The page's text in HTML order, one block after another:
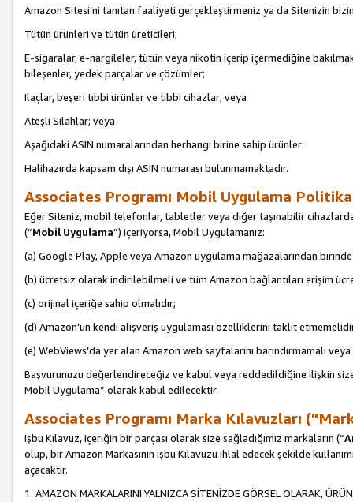
Amazon Sitesi’ni tanıtan faaliyeti gerçekleştirmeniz ya da Sitenizin
Tütün ürünleri ve tütün üreticileri;
E-sigaralar, e-nargileler, tütün veya nikotin içerip içermediğine
bileşenler, yedek parçalar ve çözümler;
İlaçlar, beşeri tıbbi ürünler ve tıbbi cihazlar; veya
Ateşli Silahlar; veya
Aşağıdaki ASIN numaralarından herhangi birine sahip ürünler:
Halihazırda kapsam dışı ASIN numarası bulunmamaktadır.
Associates Programı Mobil Uygulama
Eğer Siteniz, mobil telefonlar, tabletler veya diğer taşınabilir
(“Mobil Uygulama”) içeriyorsa, Mobil Uygulamanız:
(a) Google Play, Apple veya Amazon uygulama mağazalarından birinde
(b) ücretsiz olarak indirilebilmeli ve tüm Amazon bağlantıları erişim
(c) orijinal içeriğe sahip olmalıdır;
(d) Amazon’un kendi alışveriş uygulaması özelliklerini taklit
(e) WebViews’da yer alan Amazon web sayfalarını barındırmamalı
Başvurunuzu değerlendireceğiz ve kabul veya reddedildiğine ilişkin
Mobil Uygulama” olarak kabul edilecektir.
Associates Programı Marka Kılavuzları
İşbu Kılavuz, İçeriğin bir parçası olarak size sağladığımız markaların (“
olup, bir Amazon Markasının işbu Kılavuzu ihlal edecek şekilde
açacaktır.
1. AMAZON MARKALARINI YALNIZCA SİTENİZDE GÖRSEL OLARAK,